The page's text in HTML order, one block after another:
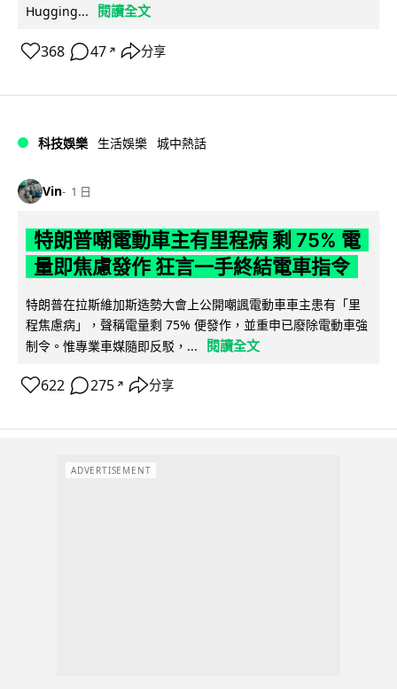
Hugging...
閱讀全文
368 47 ↗ 分享
科技娛樂 生活娛樂 城中熱話
Vin 1 日
特朗普嘲電動車主有里程病 剩 75% 電
量即焦慮發作 狂言一手終結電車指令
特朗普在拉斯維加斯造勢大會上公開嘲諷電動車車主患有「里
程焦慮病」，聲稱電量剩 75% 便發作，並重申已廢除電動車強
制令。惟專業車媒隨即反駁，...
閱讀全文
622 275 ↗ 分享
ADVERTISEMENT